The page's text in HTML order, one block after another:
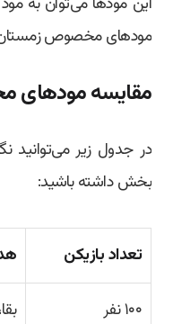
مودهای مخصوص زمستان
مقایسه مودهای
در جدول زیر می‌توانید
بخش داشته باشید:
تعداد بازیکن
۱۰۰ نفر